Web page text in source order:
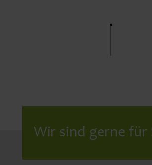
Wir sind gerne für